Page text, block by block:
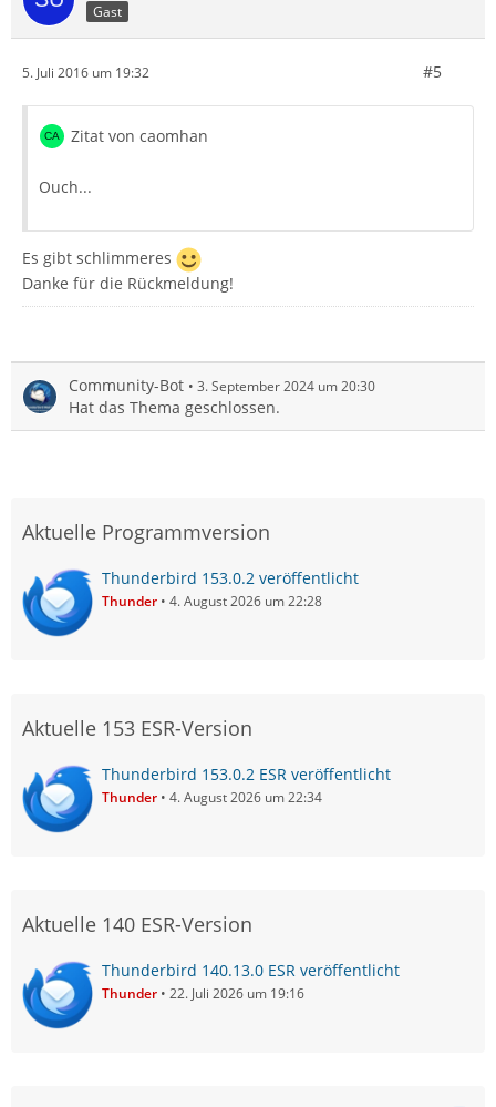
Gast
5. Juli 2016 um 19:32 #5
Zitat von caomhan
Ouch...
Es gibt schlimmeres
Danke für die Rückmeldung!
Community-Bot 3. September 2024 um 20:30
Hat das Thema geschlossen.
Aktuelle Programmversion
Thunderbird 153.0.2 veröffentlicht
Thunder 4. August 2026 um 22:28
Aktuelle 153 ESR-Version
Thunderbird 153.0.2 ESR veröffentlicht
Thunder 4. August 2026 um 22:34
Aktuelle 140 ESR-Version
Thunderbird 140.13.0 ESR veröffentlicht
Thunder 22. Juli 2026 um 19:16